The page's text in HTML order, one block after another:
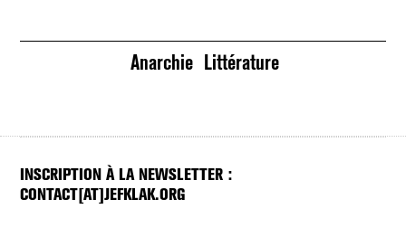
Anarchie Littérature
INSCRIPTION À LA NEWSLETTER :
CONTACT[AT]JEFKLAK.ORG